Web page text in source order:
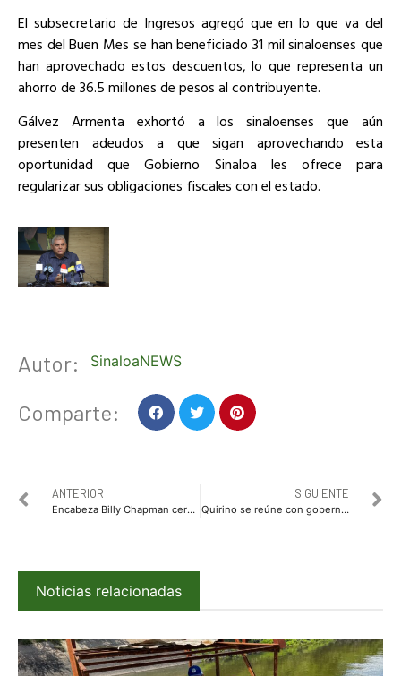
El subsecretario de Ingresos agregó que en lo que va del
mes del Buen Mes se han beneficiado 31 mil sinaloenses que
han aprovechado estos descuentos, lo que representa un
ahorro de 36.5 millones de pesos al contribuyente.
Gálvez Armenta exhortó a los sinaloenses que aún
presenten adeudos a que sigan aprovechando esta
oportunidad que Gobierno Sinaloa les ofrece para
regularizar sus obligaciones fiscales con el estado.
Autor: SinaloaNEWS
Comparte:
ANTERIOR
Encabeza Billy Chapman ceremonia cívica del 110 aniversario de la Revolución Mexicana
SIGUIENTE
Quirino se reúne con gobernadores tradicionales indígenas
Noticias relacionadas